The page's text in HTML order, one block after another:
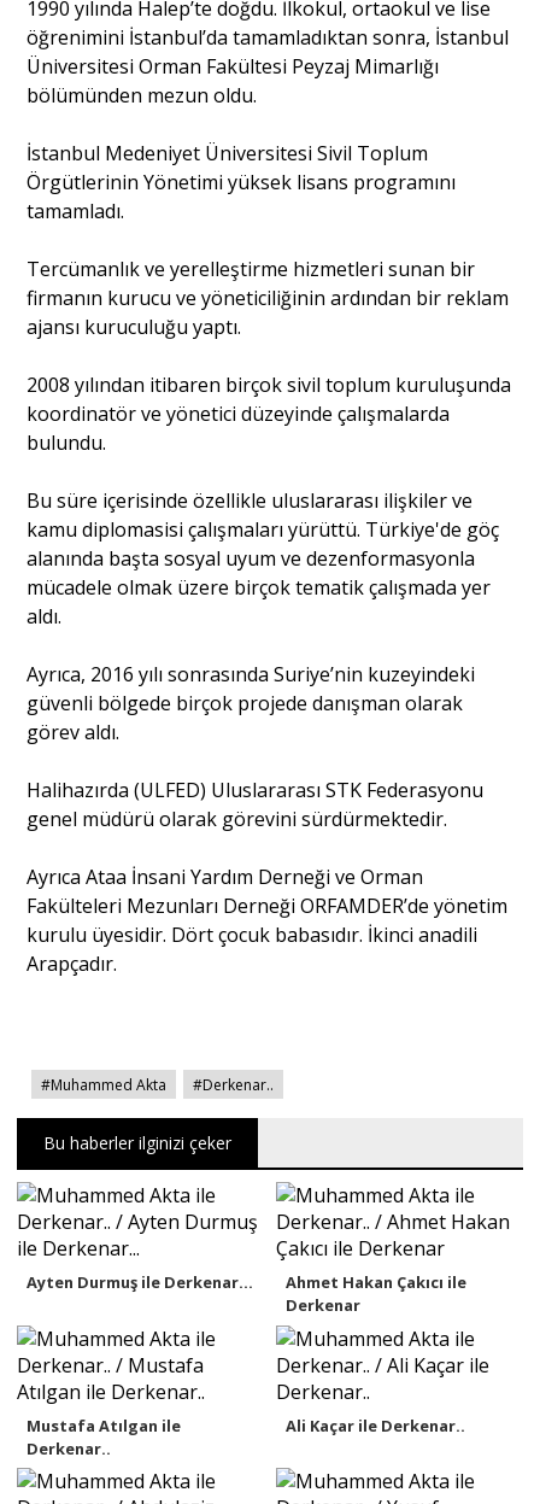
1990 yılında Halep’te doğdu. İlkokul, ortaokul ve lise
öğrenimini İstanbul’da tamamladıktan sonra, İstanbul
Üniversitesi Orman Fakültesi Peyzaj Mimarlığı
bölümünden mezun oldu.
İstanbul Medeniyet Üniversitesi Sivil Toplum
Örgütlerinin Yönetimi yüksek lisans programını
tamamladı.
Tercümanlık ve yerelleştirme hizmetleri sunan bir
firmanın kurucu ve yöneticiliğinin ardından bir reklam
ajansı kuruculuğu yaptı.
2008 yılından itibaren birçok sivil toplum kuruluşunda
koordinatör ve yönetici düzeyinde çalışmalarda
bulundu.
Bu süre içerisinde özellikle uluslararası ilişkiler ve
kamu diplomasisi çalışmaları yürüttü. Türkiye'de göç
alanında başta sosyal uyum ve dezenformasyonla
mücadele olmak üzere birçok tematik çalışmada yer
aldı.
Ayrıca, 2016 yılı sonrasında Suriye’nin kuzeyindeki
güvenli bölgede birçok projede danışman olarak
görev aldı.
Halihazırda (ULFED) Uluslararası STK Federasyonu
genel müdürü olarak görevini sürdürmektedir.
Ayrıca Ataa İnsani Yardım Derneği ve Orman
Fakülteleri Mezunları Derneği ORFAMDER’de yönetim
kurulu üyesidir. Dört çocuk babasıdır. İkinci anadili
Arapçadır.
#Muhammed Akta #Derkenar..
Bu haberler ilginizi çeker
Ayten Durmuş ile Derkenar...
Ahmet Hakan Çakıcı ile
Derkenar
Mustafa Atılgan ile
Derkenar..
Ali Kaçar ile Derkenar..